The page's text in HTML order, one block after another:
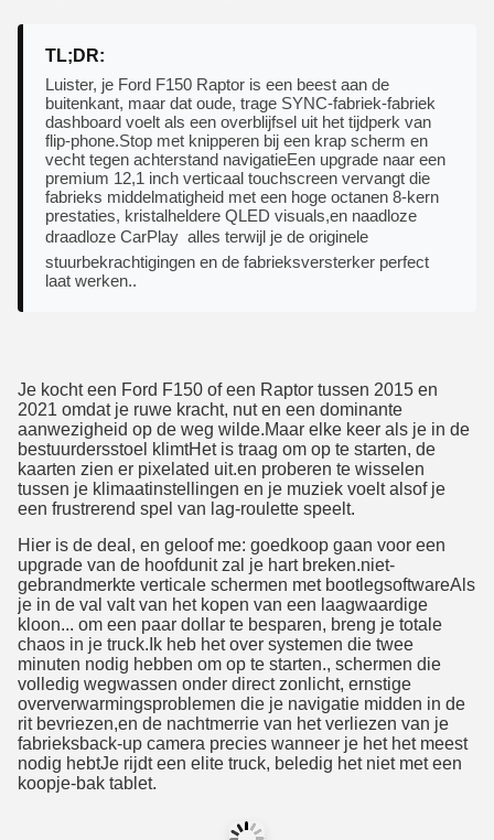
TL;DR:
Luister, je Ford F150 Raptor is een beest aan de
buitenkant, maar dat oude, trage SYNC-fabriek-fabriek
dashboard voelt als een overblijfsel uit het tijdperk van
flip-phone.Stop met knipperen bij een krap scherm en
vecht tegen achterstand navigatieEen upgrade naar een
premium 12,1 inch verticaal touchscreen vervangt die
fabrieks middelmatigheid met een hoge octanen 8-kern
prestaties, kristalheldere QLED visuals,en naadloze
draadloze CarPlay  alles terwijl je de originele
stuurbekrachtigingen en de fabrieksversterker perfect
laat werken..
Je kocht een Ford F150 of een Raptor tussen 2015 en
2021 omdat je ruwe kracht, nut en een dominante
aanwezigheid op de weg wilde.Maar elke keer als je in de
bestuurdersstoel klimtHet is traag om op te starten, de
kaarten zien er pixelated uit.en proberen te wisselen
tussen je klimaatinstellingen en je muziek voelt alsof je
een frustrerend spel van lag-roulette speelt.
Hier is de deal, en geloof me: goedkoop gaan voor een
upgrade van de hoofdunit zal je hart breken.niet-
gebrandmerkte verticale schermen met bootlegsoftwareAls
je in de val valt van het kopen van een laagwaardige
kloon... om een paar dollar te besparen, breng je totale
chaos in je truck.Ik heb het over systemen die twee
minuten nodig hebben om op te starten., schermen die
volledig wegwassen onder direct zonlicht, ernstige
oververwarmingsproblemen die je navigatie midden in de
rit bevriezen,en de nachtmerrie van het verliezen van je
fabrieksback-up camera precies wanneer je het het meest
nodig hebtJe rijdt een elite truck, beledig het niet met een
koopje-bak tablet.